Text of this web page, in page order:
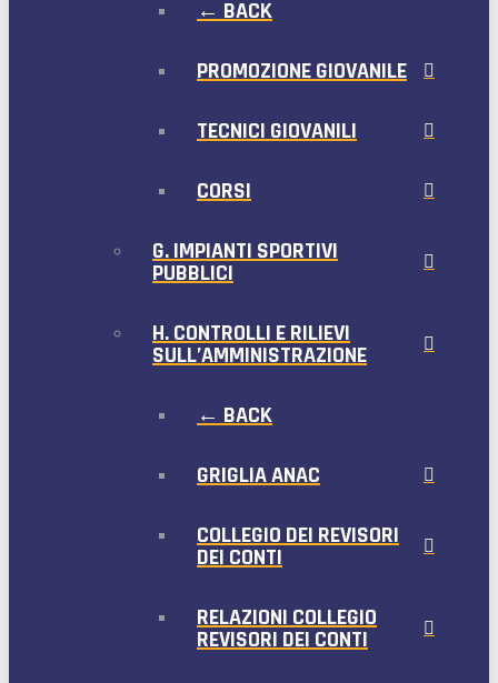
← BACK
PROMOZIONE GIOVANILE
TECNICI GIOVANILI
CORSI
G. IMPIANTI SPORTIVI
PUBBLICI
H. CONTROLLI E RILIEVI
SULL’AMMINISTRAZIONE
← BACK
GRIGLIA ANAC
COLLEGIO DEI REVISORI
DEI CONTI
RELAZIONI COLLEGIO
REVISORI DEI CONTI